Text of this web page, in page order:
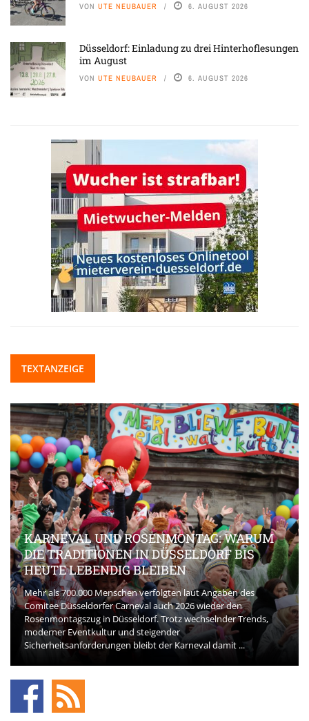
VON UTE NEUBAUER 6. AUGUST 2026
Düsseldorf: Einladung zu drei Hinterhoflesungen
im August
VON UTE NEUBAUER 6. AUGUST 2026
TEXTANZEIGE
KARNEVAL UND ROSENMONTAG: WARUM
DIE TRADITIONEN IN DÜSSELDORF BIS
HEUTE LEBENDIG BLEIBEN
Mehr als 700.000 Menschen verfolgten laut Angaben des
Comitee Düsseldorfer Carneval auch 2026 wieder den
Rosenmontagszug in Düsseldorf. Trotz wechselnder Trends,
moderner Eventkultur und steigender
Sicherheitsanforderungen bleibt der Karneval damit ...